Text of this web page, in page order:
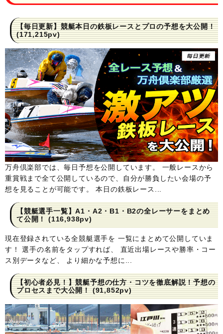
【毎日更新】競艇本日の鉄板レースとプロの予想を大公開！
(171,215pv)
万舟倶楽部では、毎日予想を公開しています。 一般レースから
重賞戦まで全て公開しているので、自分が勝負したい会場の予
想を見ることが可能です。 本日の鉄板レース...
【競艇選手一覧】A1・A2・B1・B2の全レーサーをまとめ
て公開！(116,938pv)
現在登録されている全競艇選手を 一覧にまとめて公開していま
す！ 選手の名前をタップすれば、 直近出場レースや勝率・コー
ス別データなど、 より細かな予想に...
【初心者必見！】競艇予想の仕方・コツを徹底解説！予想の
プロセスまで大公開！(91,852pv)